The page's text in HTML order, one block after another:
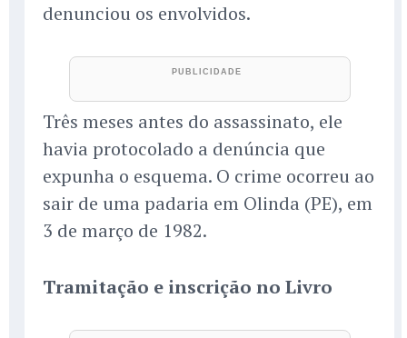
denunciou os envolvidos.
Três meses antes do assassinato, ele
havia protocolado a denúncia que
expunha o esquema. O crime ocorreu ao
sair de uma padaria em Olinda (PE), em
3 de março de 1982.
Tramitação e inscrição no Livro